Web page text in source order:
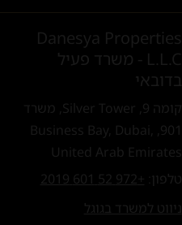
Danesya Properties
L.L.C - משרד פעיל
בדובאי
קומה 9, Silver Tower, משרד
901, Business Bay, Dubai,
United Arab Emirates
טלפון:
+972 52 601 2019
ניווט למשרד בגוגל